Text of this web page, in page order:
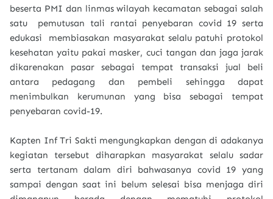
beserta PMI dan linmas wilayah kecamatan sebagai salah
satu pemutusan tali rantai penyebaran covid 19 serta
edukasi membiasakan masyarakat selalu patuhi protokol
kesehatan yaitu pakai masker, cuci tangan dan jaga jarak
dikarenakan pasar sebagai tempat transaksi jual beli
antara pedagang dan pembeli sehingga dapat
menimbulkan kerumunan yang bisa sebagai tempat
penyebaran covid-19.
Kapten Inf Tri Sakti mengungkapkan dengan di adakanya
kegiatan tersebut diharapkan masyarakat selalu sadar
serta tertanam dalam diri bahwasanya covid 19 yang
sampai dengan saat ini belum selesai bisa menjaga diri